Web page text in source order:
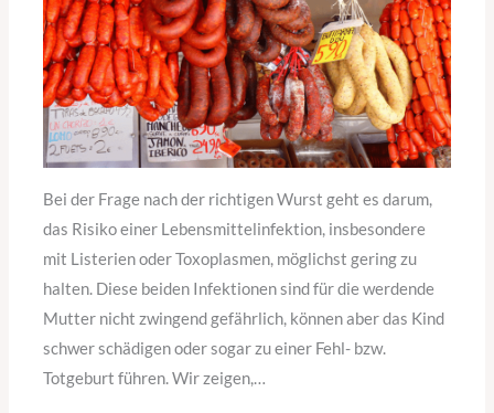
Bei der Frage nach der richtigen Wurst geht es darum,
das Risiko einer Lebensmittelinfektion, insbesondere
mit Listerien oder Toxoplasmen, möglichst gering zu
halten. Diese beiden Infektionen sind für die werdende
Mutter nicht zwingend gefährlich, können aber das Kind
schwer schädigen oder sogar zu einer Fehl- bzw.
Totgeburt führen. Wir zeigen,…